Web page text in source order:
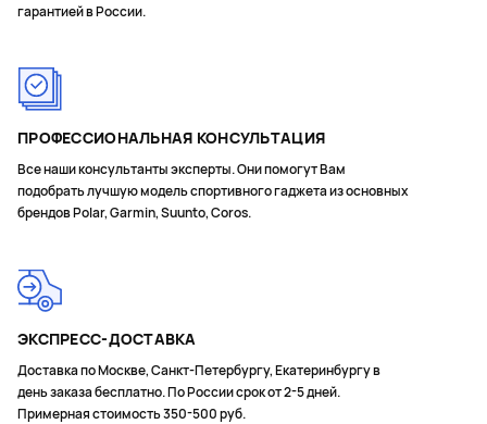
гарантией в России.
ПРОФЕССИОНАЛЬНАЯ КОНСУЛЬТАЦИЯ
Все наши консультанты эксперты. Они помогут Вам
подобрать лучшую модель спортивного гаджета из основных
брендов Polar, Garmin, Suunto, Coros.
ЭКСПРЕСС-ДОСТАВКА
Доставка по Москве, Санкт-Петербургу, Екатеринбургу в
день заказа бесплатно. По России срок от 2-5 дней.
Примерная стоимость 350-500 руб.